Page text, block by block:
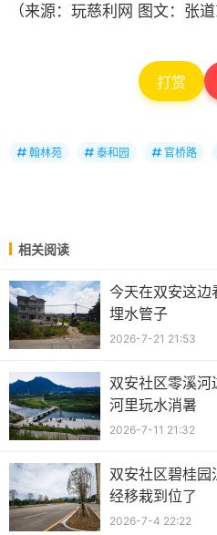
（来源：玩慈利网 图文：张道
打赏
翰林苑 泰和园 官桥路
相关阅读
今天在双安这边
埋水管子
2026-7-21 21:53
双安社区零溪
河里玩水消暑
2026-7-11 21:32
双安社区碧桂
经移栽到位了
2026-7-4 22:22